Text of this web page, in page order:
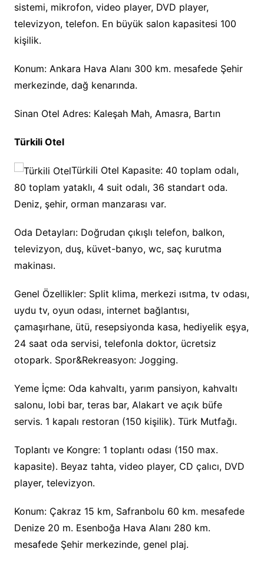
sistemi, mikrofon, video player, DVD player,
televizyon, telefon. En büyük salon kapasitesi 100
kişilik.
Konum: Ankara Hava Alanı 300 km. mesafede Şehir
merkezinde, dağ kenarında.
Sinan Otel Adres: Kaleşah Mah, Amasra, Bartın
Türkili Otel
Türkili Otel Kapasite: 40 toplam odalı,
80 toplam yataklı, 4 suit odalı, 36 standart oda.
Deniz, şehir, orman manzarası var.
Oda Detayları: Doğrudan çıkışlı telefon, balkon,
televizyon, duş, küvet-banyo, wc, saç kurutma
makinası.
Genel Özellikler: Split klima, merkezi ısıtma, tv odası,
uydu tv, oyun odası, internet bağlantısı,
çamaşırhane, ütü, resepsiyonda kasa, hediyelik eşya,
24 saat oda servisi, telefonla doktor, ücretsiz
otopark. Spor&Rekreasyon: Jogging.
Yeme İçme: Oda kahvaltı, yarım pansiyon, kahvaltı
salonu, lobi bar, teras bar, Alakart ve açık büfe
servis. 1 kapalı restoran (150 kişilik). Türk Mutfağı.
Toplantı ve Kongre: 1 toplantı odası (150 max.
kapasite). Beyaz tahta, video player, CD çalıcı, DVD
player, televizyon.
Konum: Çakraz 15 km, Safranbolu 60 km. mesafede
Denize 20 m. Esenboğa Hava Alanı 280 km.
mesafede Şehir merkezinde, genel plaj.